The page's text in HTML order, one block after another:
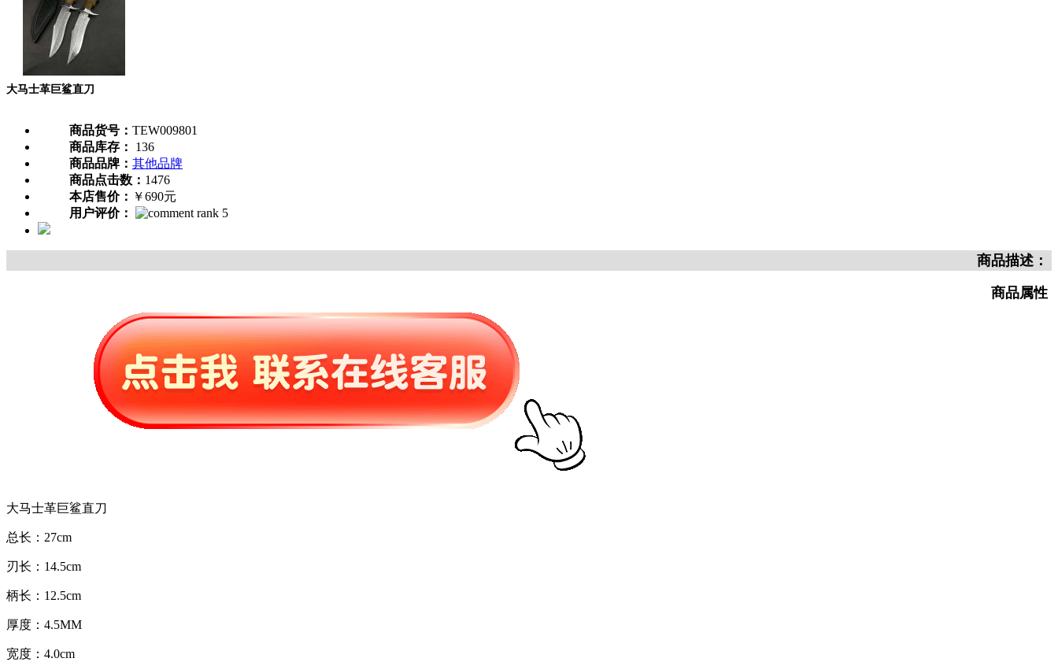
大马士革巨鲨直刀
商品货号： TEW009801
商品库存：
136
商品品牌： 其他品牌
商品点击数： 1476
本店售价： ￥690元
用户评价：
商品描述：
商品属性
大马士革巨鲨直刀
总长：27cm
刃长：14.5cm
柄长：12.5cm
厚度：4.5MM
宽度：4.0cm